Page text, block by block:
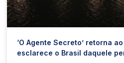
‘O Agente Secreto’ retorna
esclarece o Brasil daquele